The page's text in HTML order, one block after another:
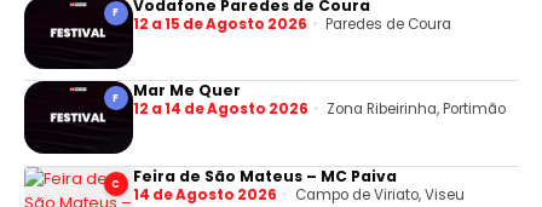
F Vodafone Paredes de Coura
12 a 15 de Agosto 2026 Paredes de Coura
F Mar Me Quer
12 a 14 de Agosto 2026 Zona Ribeirinha, Portimão
C Feira de São Mateus – MC Paiva
14 de Agosto 2026 Campo de Viriato, Viseu